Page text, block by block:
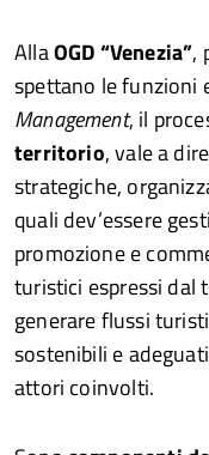
AllaOGD “Venezia”,
spettano le funzioni
Management, il
territorio, vale a
strategiche,
quali dev’essere
promozione e
turistici espressi dal
generare flussi
sostenibili e
attori coinvolti.